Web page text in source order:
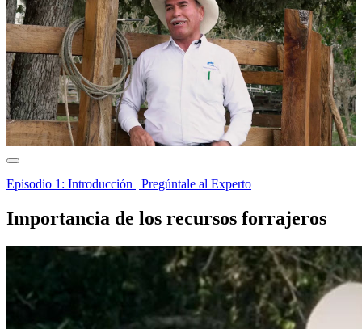
Episodio 1: Introducción | Pregúntale al Experto
Importancia de los recursos forrajeros